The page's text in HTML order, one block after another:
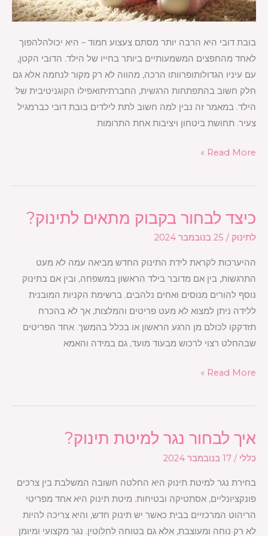
בובת דובי היא הרבה יותר מסתם צעצוע חמוד – היא יכולהלהפוך
לאחד מהחפצים המשמעותיים ביותר בחייו של הילד. הדובי הקטן,
עם עיניו הגדולותופרוותו הרכה, מהווה לא רק מקור לנחמה אלא גם
חלק חשוב בהתפתחות הרגשית, החברתיתואפילו הקוגניטיבית של
הילד. במאמר זה נבין למה חשוב לתת לילדים בובת דובי כברמגיל
צעיר. תחושת ביטחון ויציבות אחת התרומות
Read More »
כיצד לבחור בקבוק מתאים לתינוק?
לתינוק / 25 בנובמבר 2024
ההיערכות לקראת לידת התינוק החדש מביאה עמה לא מעט
התרגשות, בין אם מדובר בילד הראשון במשפחה, ובין אם בתינוק
נוסף להורים מנוסים ואחים נלהבים. ברשימת הקניות המובנית
ללידה ניתן למצוא לא מעט פריטים והמלצות, אך לא בהכרח
תזדקקו לכולם מן הרגע הראשון או בכלל בהמשך. אחד הפריטים
שבהחלט רצוי לרכוש מבעוד מועד, גם במידה והאמא
כיצד
לבחור
מתאים
לתינוק?
Read More »
איך לבחור נגר למיטת תינוק?
כללי / 17 בנובמבר 2024
בחירת נגר למיטת תינוק היא החלטה חשובה המשלבת בין צרכים
פונקציונליים, אסתטיקה ובטיחות. מיטת תינוק היא אחד מפריטי
הריהוט המרכזיים בבית כאשר יש תינוק חדש, והיא צריכה להיות
לא רק נוחה ומעוצבת, אלא גם בטוחה לחלוטין. נגר מקצועי ומיומן
איך
למיטת
תינוק?